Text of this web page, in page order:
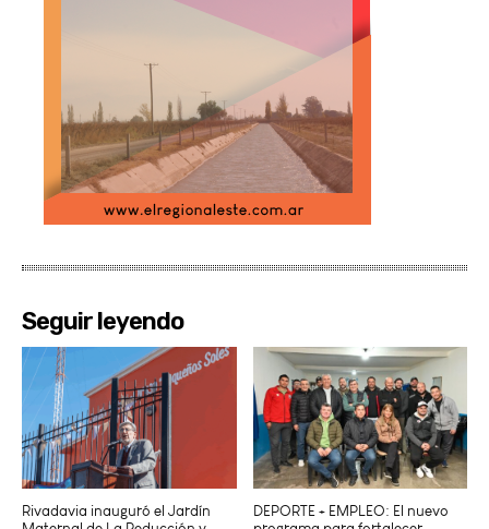
Seguir leyendo
Rivadavia inauguró el Jardín
DEPORTE + EMPLEO: El nuevo